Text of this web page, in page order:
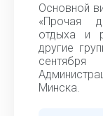
Основной
«Прочая
отдыха и
другие
Минска.